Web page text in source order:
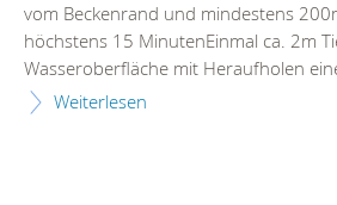
vom Beckenrand und mindestens
höchstens 15 MinutenEinmal ca. 2m
Wasseroberfläche mit Heraufholen
Weiterlesen